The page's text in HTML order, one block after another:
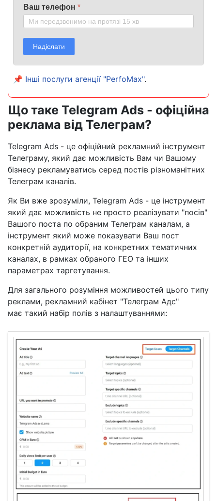
Ваш телефон *
Надіслати
📌 Інші послуги агенції "PerfoMax".
Що таке Telegram Ads - офіційна
реклама від Телеграм?
Telegram Ads - це офіційний рекламний інструмент
Телеграму, який дає можливість Вам чи Вашому
бізнесу рекламуватись серед постів різноманітних
Телеграм каналів.
Як Ви вже зрозуміли, Telegram Ads - це інструмент
який дає можливість не просто реалізувати "посів"
Вашого поста по обраним Телеграм каналам, а
інструмент який може показувати Ваш пост
конкретній аудиторії, на конкретних тематичних
каналах, в рамках обраного ГЕО та інших
параметрах таргетування.
Для загального розуміння можливостей цього типу
реклами, рекламний кабінет "Телеграм Адс"
має такий набір полів з налаштуваннями: